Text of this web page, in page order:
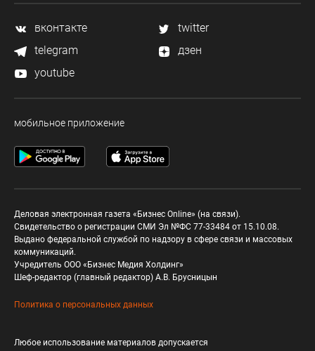
вконтакте
twitter
telegram
дзен
youtube
мобильное приложение
Деловая электронная газета «Бизнес Online» (на связи).
Свидетельство о регистрации СМИ Эл №ФС 77-33484 от 15.10.08.
Выдано федеральной службой по надзору в сфере связи и массовых
коммуникаций.
Учредитель ООО «Бизнес Медия Холдинг»
Шеф-редактор (главный редактор) А.В. Брусницын
Политика о персональных данных
Любое использование материалов допускается